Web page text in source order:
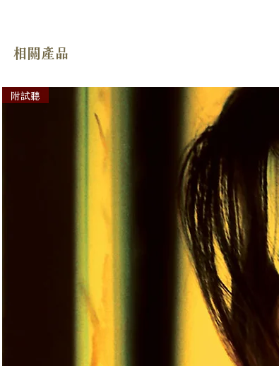
相關產品
附試聽